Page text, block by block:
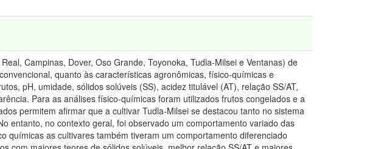
Campinas, Dover, Oso Grande, Toyonoka, Tudla-Milsei e Ventanas) de
quanto às características agronômicas, físico-químicas e
pH, umidade, sólidos solúveis (SS), acidez titulável (AT), relação SS/AT,
Para as análises físico-químicas foram utilizados frutos congelados e a
permitem afirmar que a cultivar Tudla-Milsei se destacou tanto no sistema
entanto, no contexto geral, foi observado um comportamento variado das
químicas as cultivares também tiveram um comportamento diferenciado